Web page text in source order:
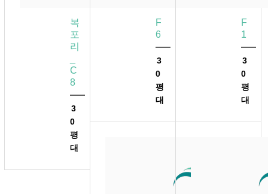
복
포
리
C
8
3
0
평
대
F
6
3
0
평
대
F
1
3
0
평
대